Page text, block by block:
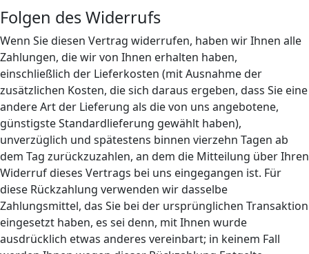
Folgen des Widerrufs
Wenn Sie diesen Vertrag widerrufen, haben wir Ihnen alle
Zahlungen, die wir von Ihnen erhalten haben,
einschließlich der Lieferkosten (mit Ausnahme der
zusätzlichen Kosten, die sich daraus ergeben, dass Sie eine
andere Art der Lieferung als die von uns angebotene,
günstigste Standardlieferung gewählt haben),
unverzüglich und spätestens binnen vierzehn Tagen ab
dem Tag zurückzuzahlen, an dem die Mitteilung über Ihren
Widerruf dieses Vertrags bei uns eingegangen ist. Für
diese Rückzahlung verwenden wir dasselbe
Zahlungsmittel, das Sie bei der ursprünglichen Transaktion
eingesetzt haben, es sei denn, mit Ihnen wurde
ausdrücklich etwas anderes vereinbart; in keinem Fall